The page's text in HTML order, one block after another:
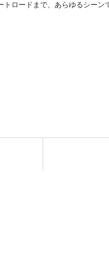
ロードまで、あらゆるシーン